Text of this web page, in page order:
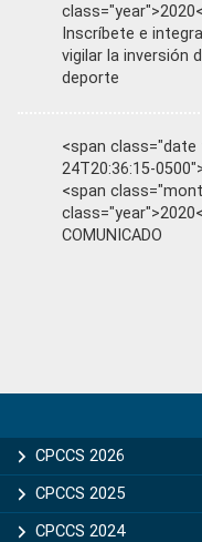
Inscríbete e
vigilar la inversión
deporte
<span
24T20:36:15-
<span
COMUNICADO
Sidebar
CPCCS 2026
CPCCS 2025
CPCCS 2024